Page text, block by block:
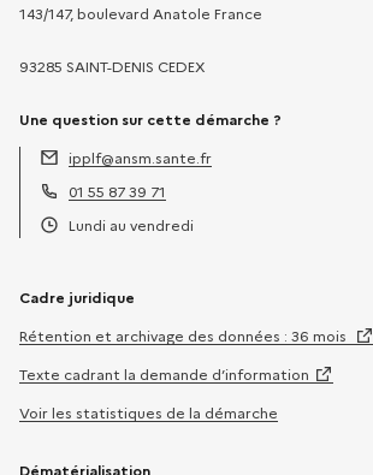
143/147, boulevard Anatole France
93285 SAINT-DENIS CEDEX
Une question sur cette démarche ?
Adresse électronique :
ipplf@ansm.sante.fr
Téléphone :
01 55 87 39 71
Lundi au vendredi
Cadre juridique
Rétention et archivage des données : 36 mois
Texte cadrant la demande d’information
Voir les statistiques de la démarche
Dématérialisation